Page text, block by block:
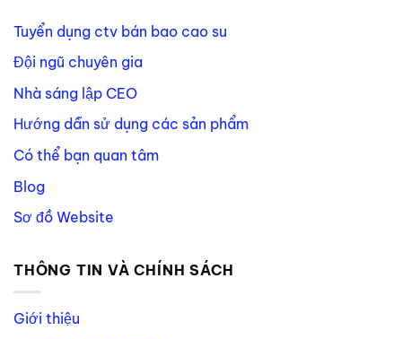
Tuyển dụng ctv bán bao cao su
Đội ngũ chuyên gia
Nhà sáng lập CEO
Hướng dẫn sử dụng các sản phẩm
Có thể bạn quan tâm
Blog
Sơ đồ Website
THÔNG TIN VÀ CHÍNH SÁCH
Giới thiệu